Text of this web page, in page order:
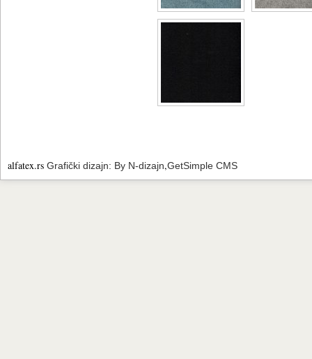
alfatex.rs Grafički dizajn: By N-dizajn,GetSimple CMS